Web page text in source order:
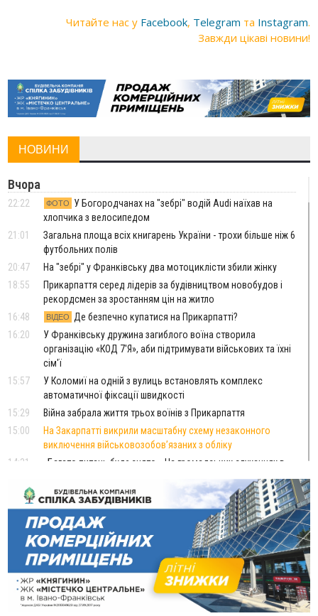
Читайте нас у Facebook, Telegram та Instagram.
Завжди цікаві новини!
НОВИНИ
Вчора
22:22 ФОТО
У Богородчанах на "зебрі" водій Audi наїхав на
хлопчика з велосипедом
21:01
Загальна площа всіх книгарень України - трохи більше ніж 6
футбольних полів
20:47
На "зебрі" у Франківську два мотоциклісти збили жінку
18:55
Прикарпаття серед лідерів за будівництвом новобудов і
рекордсмен за зростанням цін на житло
16:48
ВІДЕО Де безпечно купатися на Прикарпатті?
16:20
У Франківську дружина загиблого воїна створила
організацію «КОД 7'Я», аби підтримувати військових та їхні
сім'ї
15:57
У Коломиї на одній з вулиць встановлять комплекс
автоматичної фіксації швидкості
15:29
Війна забрала життя трьох воїнів з Прикарпаття
15:00
На Закарпатті викрили масштабну схему незаконного
виключення військовозобов’язаних з обліку
14:31
«Багато питань буде знято». На громадських слуханнях в
Яремче обговорили, як вирішити питання джипінгу в
Карпатах
13:54
5 «тихих» хвороб, які виявляє профілактичне обстеження
13:30
ФОТО На Надрічній тривають останні приготування до
нового руху
12:57
У Франківську зафіксували найбільшу спеку за всю історію
спостережень
12:24
Лікування наркоманії Київ: чому важливо розпочати
терапію якомога раніше